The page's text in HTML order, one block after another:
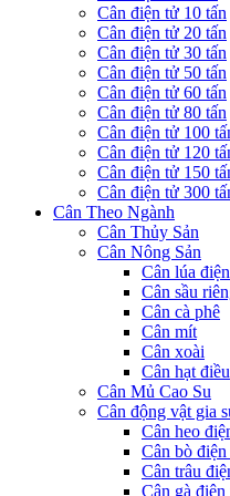
Cân điện tử 10 tấn
Cân điện tử 20 tấn
Cân điện tử 30 tấn
Cân điện tử 50 tấn
Cân điện tử 60 tấn
Cân điện tử 80 tấn
Cân điện tử 100
Cân điện tử 120
Cân điện tử 150
Cân điện tử 300
Cân Theo Ngành
Cân Thủy Sản
Cân Nông Sản
Cân lúa
Cân sầu
Cân cà phê
Cân mít
Cân xoài
Cân hạt điều
Cân Mủ Cao Su
Cân động vật gia
Cân heo
Cân bò
Cân trâu
Cân gà điện